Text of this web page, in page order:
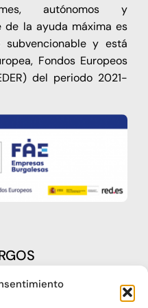
autónomos y
de la ayuda máxima es
y está
Fondos Europeos
del periodo 2021-
Burgos